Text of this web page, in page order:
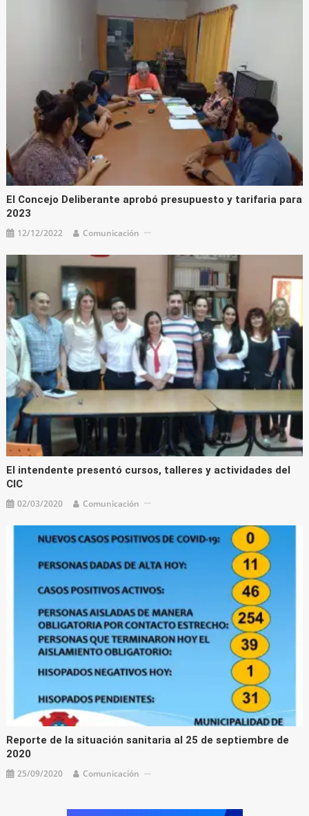
El Concejo Deliberante aprobó presupuesto y tarifaria para
2023
12/12/2022 Comunicación
El intendente presentó cursos, talleres y actividades del
CIC
02/03/2020 Comunicación
Reporte de la situación sanitaria al 25 de septiembre de
2020
25/09/2020 Comunicación